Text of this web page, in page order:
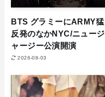
BTS グラミーにARMY猛
反発のなかNYC/ニュージ
ャージー公演開演
2026-08-03